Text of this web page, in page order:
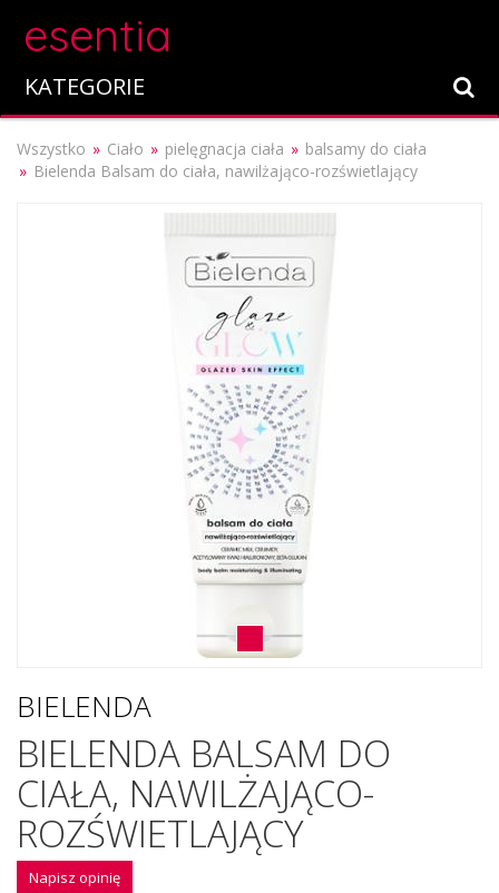
esentia
KATEGORIE
Wszystko Ciało pielęgnacja ciała
balsamy do ciała
Bielenda Balsam do ciała, nawilżająco-rozświetlający
BIELENDA
BIELENDA BALSAM DO
CIAŁA, NAWILŻAJĄCO-
ROZŚWIETLAJĄCY
Napisz opinię